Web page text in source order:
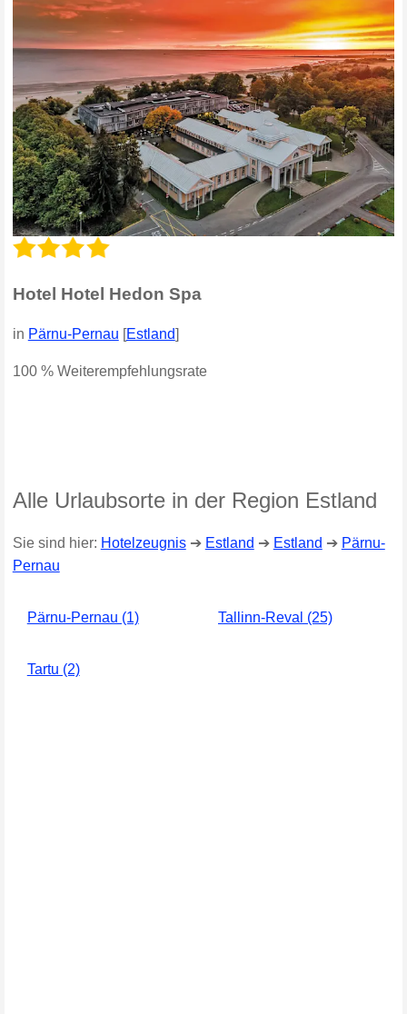
Hotel Hotel Hedon Spa
in Pärnu-Pernau [Estland]
100 % Weiterempfehlungsrate
Alle Urlaubsorte in der Region Estland
Sie sind hier: Hotelzeugnis➔ Estland ➔ Estland ➔ Pärnu-
Pernau
Pärnu-Pernau (1) Tallinn-Reval (25)
Tartu (2)